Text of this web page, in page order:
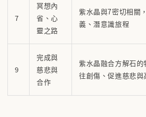
7
冥想內
省、心
靈之路
紫水晶與7密切相關
義、潛意識旅程
9
完成與
慈悲與
合作
紫水晶融合方解石
往創傷、促進慈悲與